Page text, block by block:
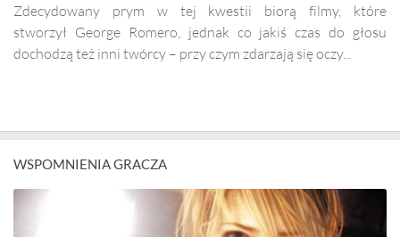
Zdecydowany prym w tej kwestii biorą filmy, które
stworzył George Romero, jednak co jakiś czas do głosu
dochodzą też inni twórcy – przy czym zdarzają się oczy...
WSPOMNIENIA GRACZA